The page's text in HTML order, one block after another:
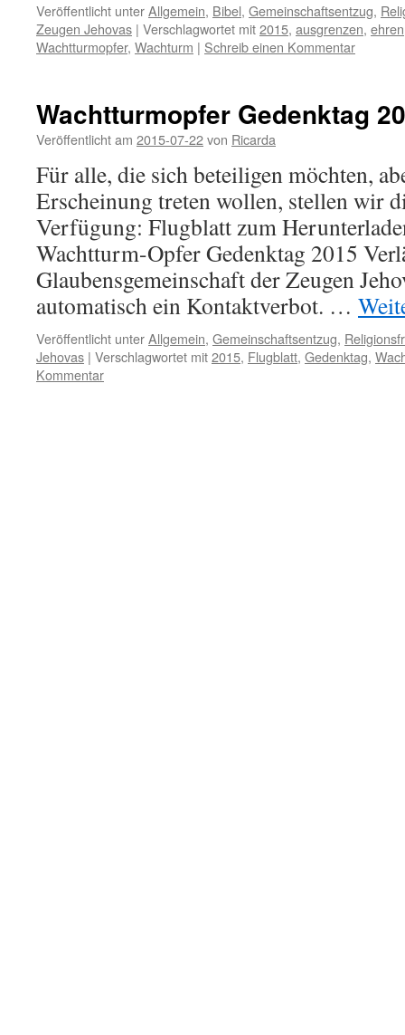
Veröffentlicht unterAllgemein, Bibel, Gemeinschaftsentzug,
Zeugen Jehovas | Verschlagwortet mit2015, ausgrenzen, ehren
Wachtturmopfer, Wachturm | Schreib einen Kommentar
Wachtturmopfer Gedenktag
Veröffentlicht am 2015-07-22von Ricarda
Für alle, die sich beteiligen möchten,
Erscheinung treten wollen, stellen wir
Verfügung: Flugblatt zum
Wachtturm-Opfer Gedenktag 2015
Glaubensgemeinschaft der Zeugen
automatisch ein Kontaktverbot. …
Veröffentlicht unterAllgemein, Gemeinschaftsentzug,
Jehovas | Verschlagwortet mit2015, Flugblatt, Gedenktag,
Kommentar